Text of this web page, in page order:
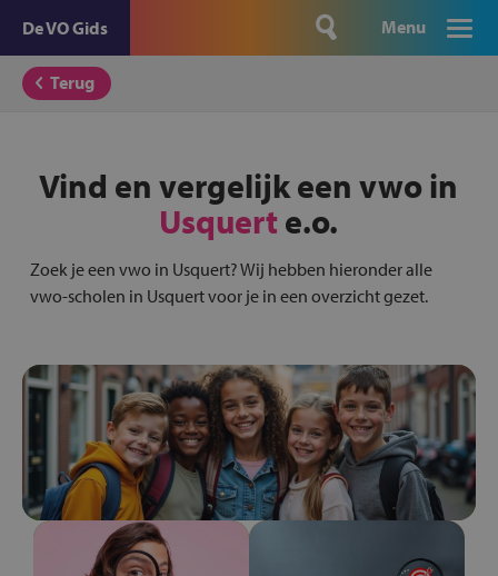
De VO Gids Menu
Terug
Vind en vergelijk een vwo in
Usquert e.o.
Zoek je een vwo in Usquert? Wij hebben hieronder alle
vwo-scholen in Usquert voor je in een overzicht gezet.